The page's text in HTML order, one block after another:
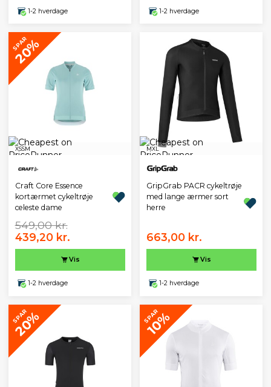
1-2 hverdage 1-2 hverdage
SPAR
20%
XSSM
Craft Core Essence
kortærmet cykeltrøje
celeste dame
549,00 kr.
439,20 kr.
Vis
1-2 hverdage
MXL
GripGrab PACR cykeltrøje
med lange ærmer sort
herre
663,00 kr.
Vis
1-2 hverdage
SPAR
20% SPAR
10%